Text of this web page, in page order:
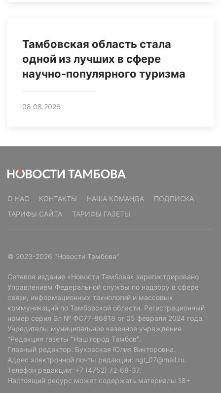
Тамбовская область стала
одной из лучших в сфере
научно-популярного туризма
08.08.2026
О НАС КОНТАКТЫ НАША КОМАНДА
ПОДПИСКА
ТАРИФЫ САЙТА
ТАРИФЫ ГАЗЕТЫ
© 2023-2026 "Новости Тамбова"
Сетевое издание «Новости Тамбова» зарегистрировано
Управлением Федеральной службы по надзору в сфере
связи, информационных технологий и массовых
коммуникаций по Тамбовской области. Регистрационный
номер серия Эл № ФС77-86818 от 05 февраля 2024 года.
Учредитель: муниципальное казенное учреждение
"Редакция газеты "Наш город Тамбов".
Главный редактор: Буковская Юлия Викторовна.
Адрес электронной почты редакции: ngt_07@mail.ru.
Телефон редакции: +7 (4752) 72-69-37.
Настоящий ресурс может содержать материалы 18+
Читайте там, где удобно